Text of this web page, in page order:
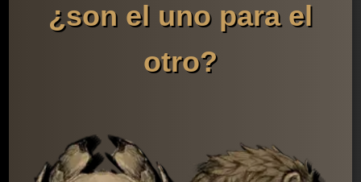
¿son el uno para el
otro?